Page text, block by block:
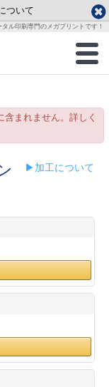
ついて
ル印刷専門のメガプリントです！
まれません。詳しく
▶加工について